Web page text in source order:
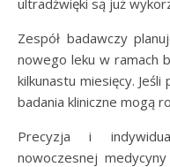
Zespół badawczy
nowego leku w ramach
kilkunastu miesięcy.
badania kliniczne mogą
Precyzja i
nowoczesnej